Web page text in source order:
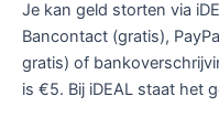
Je kan geld storten via
Bancontact (gratis),
gratis) of
is €5. Bij iDEAL staat het